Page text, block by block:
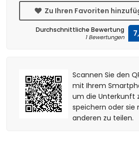
Zu Ihren Favoriten
Durchschnittliche Bewertung
1 Bewertungen
Scannen Sie den
mit Ihrem
um die Unterkunft
speichern oder sie
anderen zu teilen.